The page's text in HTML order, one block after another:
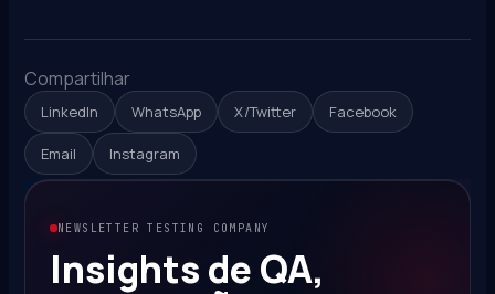
Compartilhar
LinkedIn WhatsApp X/Twitter Facebook
Email Instagram
NEWSLETTER TESTING COMPANY
Insights de QA,